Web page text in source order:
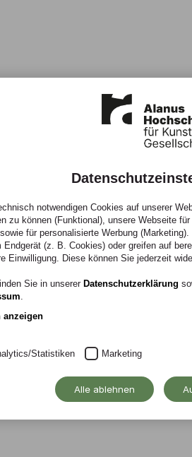
in
und mit den
notwendigen Cookies auf unserer
zu können (Funktional), unsere Webseite
für personalisierte Werbung
Endgerät (z. B. Cookies) oder greifen auf
Einwilligung. Diese können Sie jederzeit
Sie in unserer Datenschutzerklärung
.
anzeigen
Statistiken Marketing
Alle ablehnen